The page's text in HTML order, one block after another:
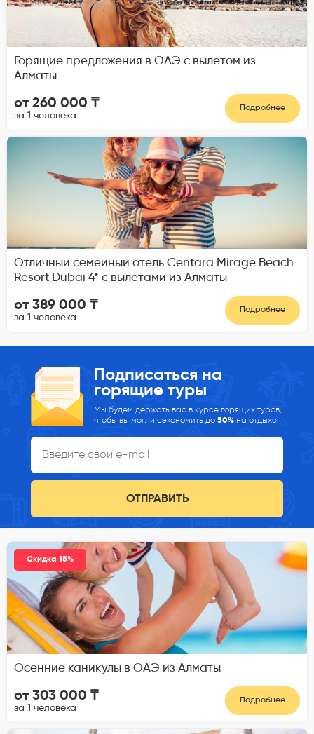
Горящие предложения в ОАЭ с вылетом из
Алматы
от 260 000 ₸
за 1 человека
Подробнее
Отличный семейный отель Centara Mirage Beach
Resort Dubai 4* с вылетами из Алматы
от 389 000 ₸
за 1 человека
Подробнее
Подписаться на
горящие туры
Мы будем держать вас в курсе горящих туров,
чтобы вы могли сэкономить до 50% на отдыхе.
ОТПРАВИТЬ
Скидка 15%
Осенние каникулы в ОАЭ из Алматы
от 303 000 ₸
за 1 человека
Подробнее